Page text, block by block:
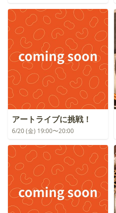
アートライブに挑戦！
6/20 (金) 19:00〜20:00